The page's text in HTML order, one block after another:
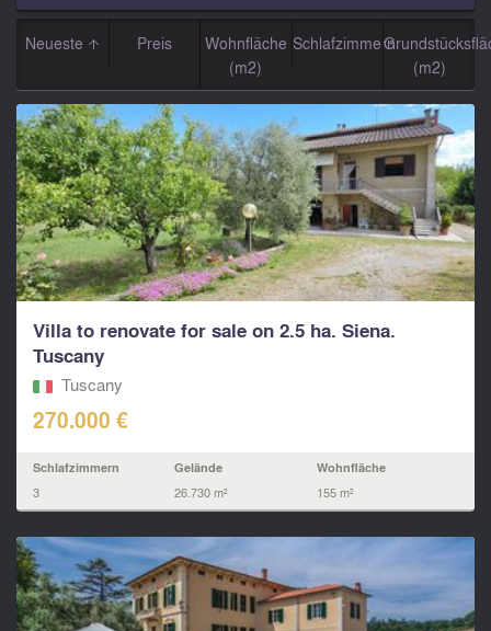
Neueste Preis
Wohnfläche
(m2)
Schlafzimmern
(m2)
Villa to renovate for sale on 2.5 ha. Siena.
Tuscany
Tuscany
270.000 €
Schlafzimmern
3
Gelände
26.730 m²
Wohnfläche
155 m²